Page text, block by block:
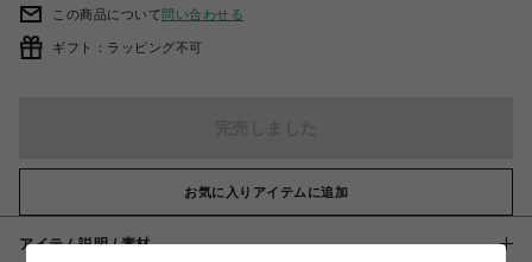
この商品について問い合わせる
ギフト：ラッピング不可
お気に入りアイテムに追加
アイテム説明 / 素材